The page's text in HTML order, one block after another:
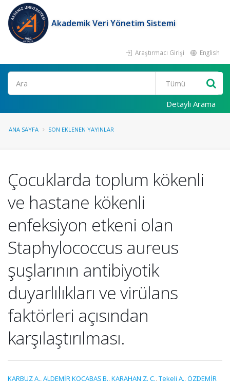
Akademik Veri Yönetim Sistemi
Araştırmacı Girişi English
Ara
Detaylı Arama
ANA SAYFA SON EKLENEN YAYINLAR
Çocuklarda toplum kökenli
ve hastane kökenli
enfeksiyon etkeni olan
Staphylococcus aureus
şuşlarının antibiyotik
duyarlılıkları ve virülans
faktörleri açısından
karşılaştırılması.
KARBUZ A.,ALDEMİR KOCABAŞ B.,KARAHAN Z. C.,Tekeli A.,ÖZDEMİR